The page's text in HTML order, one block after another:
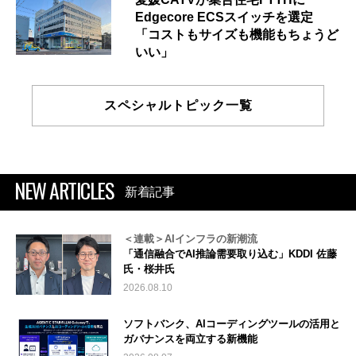
Edgecore ECSスイッチを選定
「コストもサイズも機能もちょうど
いい」
スペシャルトピック一覧
NEW ARTICLES 新着記事
＜連載＞AIインフラの新潮流
「通信融合でAI推論需要取り込む」KDDI 佐藤
氏・桜井氏
2026.08.10
ソフトバンク、AIコーディングツールの活用と
ガバナンスを両立する新機能